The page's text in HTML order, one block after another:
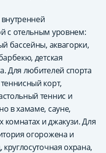
с отельным уровнем:
бассейны, аквагорки,
детская
Для любителей спорта
корт,
теннис и
в хамаме, сауне,
и джакузи. Для
огорожена и
охрана,